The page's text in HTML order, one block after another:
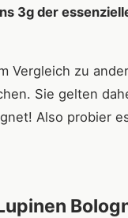
3g der
Vergleich zu
Sie gelten
Also probier